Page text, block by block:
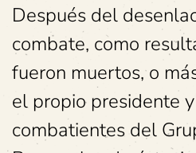
Después del
combate, como
fueron muertos, o
el propio presidente
combatientes del